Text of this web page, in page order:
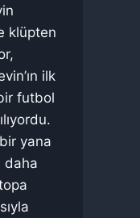
klüpten
ilk
futbol
yana
daha